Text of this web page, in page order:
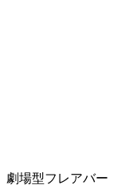
劇場型フレアバー